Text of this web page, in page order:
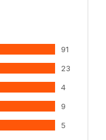
91
23
4
9
5